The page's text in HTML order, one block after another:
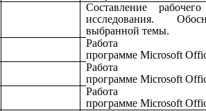
Составление
исследования.
выбранной темы.
программе Microsoft
программе Microsoft
программе Microsoft